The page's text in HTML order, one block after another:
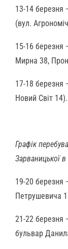
13-14 березня
(вул.
15-16 березня
Мирна 38,
17-18 березня
Новий Світ 14).
Графік
Зарваницької
19-20 березня
Петрушевича
21-22 березня
бульвар